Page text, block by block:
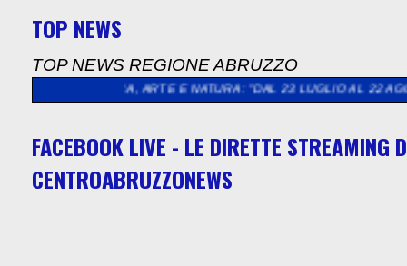
TOP NEWS
TOP NEWS REGIONE ABRUZZO
ARTE E NATURA: "DAL 23 LUGLIO AL 22 AGOSTO 2026
FACEBOOK LIVE - LE DIRETTE STREAMING
CENTROABRUZZONEWS